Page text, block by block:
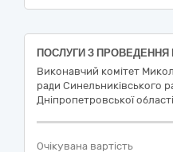
Виконавчий комітет
ради Синельниківського
Дніпропетровської області
Очікувана вартість